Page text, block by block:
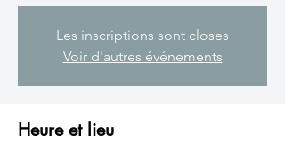
Les inscriptions sont closes
Voir d'autres événements
Heure et lieu